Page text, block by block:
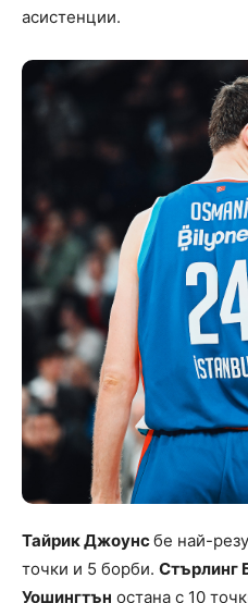
асистенции.
Тайрик Джоунсбе най-
точки и 5 борби. Стърлинг
Уошингтън остана с 10